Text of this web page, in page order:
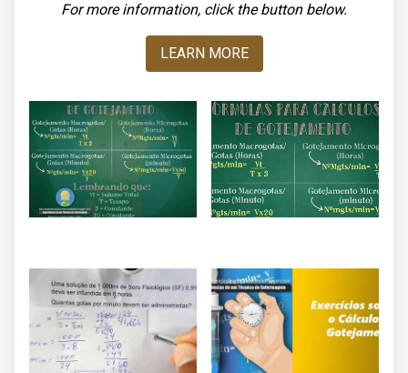
For more information, click the button below.
LEARN MORE